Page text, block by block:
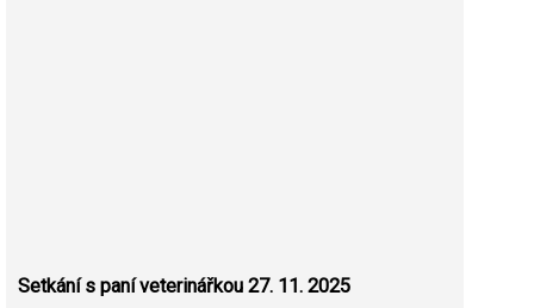
Setkání s paní veterinářkou 27. 11. 2025